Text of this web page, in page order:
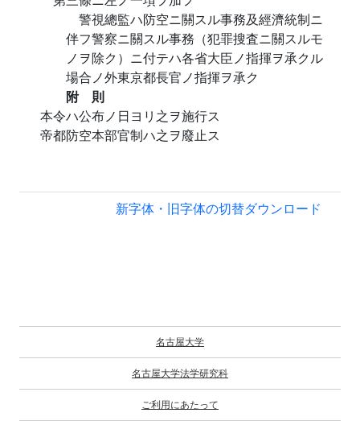
警視總監ハ防空ニ關スル事務及經濟統制ニ
伴フ警察ニ關スル事務（犯罪搜査ニ關スルモ
ノヲ除ク）ニ付テハ各省大臣ノ指揮ヲ承クル
場合ノ外東京都長官ノ指揮ヲ承ク
附 則
本令ハ公布ノ日ヨリ之ヲ施行ス
帝都防空本部官制ハ之ヲ廢止ス
新字体・旧字体の切替ダウンロード
名古屋大学
名古屋大学法学研究科
ご利用にあたって